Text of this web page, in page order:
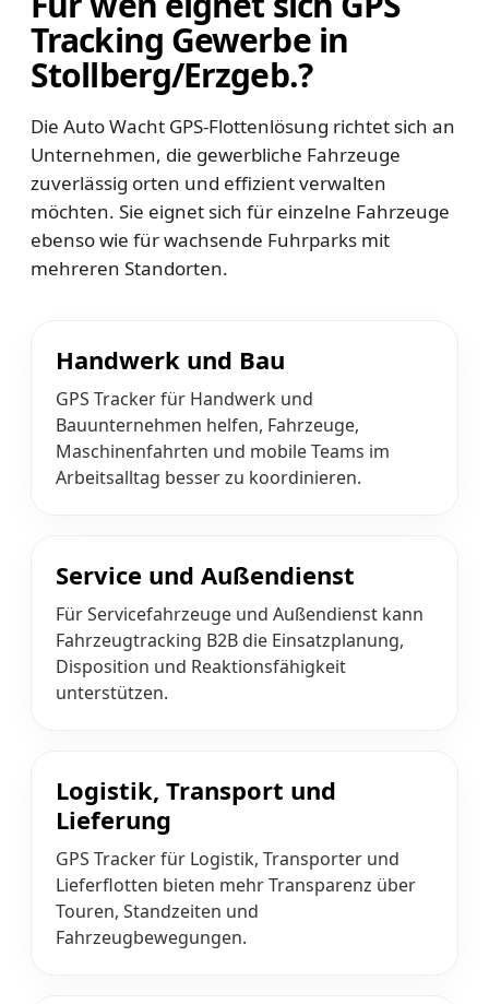
Tracking Gewerbe in
Stollberg/Erzgeb.?
Die Auto Wacht GPS-Flottenlösung richtet sich an
Unternehmen, die gewerbliche Fahrzeuge
zuverlässig orten und effizient verwalten
möchten. Sie eignet sich für einzelne Fahrzeuge
ebenso wie für wachsende Fuhrparks mit
mehreren Standorten.
Handwerk und Bau
GPS Tracker für Handwerk und
Bauunternehmen helfen, Fahrzeuge,
Maschinenfahrten und mobile Teams im
Arbeitsalltag besser zu koordinieren.
Service und Außendienst
Für Servicefahrzeuge und Außendienst kann
Fahrzeugtracking B2B die Einsatzplanung,
Disposition und Reaktionsfähigkeit
unterstützen.
Logistik, Transport und
Lieferung
GPS Tracker für Logistik, Transporter und
Lieferflotten bieten mehr Transparenz über
Touren, Standzeiten und
Fahrzeugbewegungen.